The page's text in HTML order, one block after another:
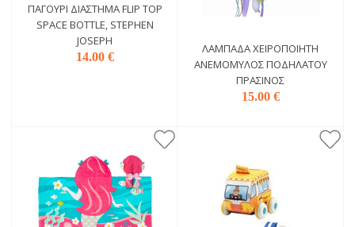
ΠΑΓΟΎΡΙ ΔΙΆΣΤΗΜΑ FLIP TOP
SPACE BOTTLE, STEPHEN
JOSEPH
14.00 €
ΛΑΜΠΆΔΑ ΧΕΙΡΟΠΟΊΗΤΗ
ΑΝΕΜΌΜΥΛΟΣ ΠΟΔΗΛΆΤΟΥ
ΠΡΆΣΙΝΟΣ
15.00 €